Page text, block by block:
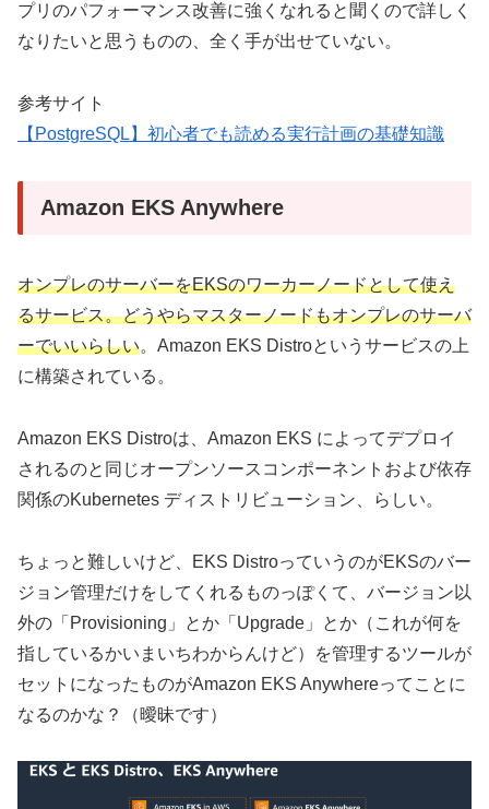
プリのパフォーマンス改善に強くなれると聞くので詳しく
なりたいと思うものの、全く手が出せていない。
参考サイト
【PostgreSQL】初心者でも読める実行計画の基礎知識
Amazon EKS Anywhere
オンプレのサーバーをEKSのワーカーノードとして使え
るサービス。どうやらマスターノードもオンプレのサーバ
ーでいいらしい。Amazon EKS Distroというサービスの上
に構築されている。
Amazon EKS Distroは、Amazon EKS によってデプロイ
されるのと同じオープンソースコンポーネントおよび依存
関係のKubernetes ディストリビューション、らしい。
ちょっと難しいけど、EKS DistroっていうのがEKSのバー
ジョン管理だけをしてくれるものっぽくて、バージョン以
外の「Provisioning」とか「Upgrade」とか（これが何を
指しているかいまいちわからんけど）を管理するツールが
セットになったものがAmazon EKS Anywhereってことに
なるのかな？（曖昧です）